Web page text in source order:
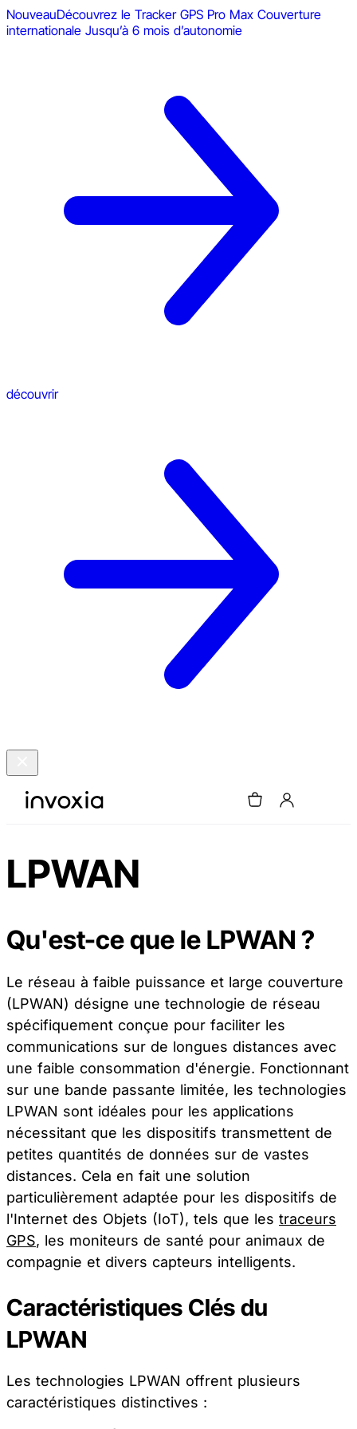
NouveauDécouvrez le Tracker GPS Pro Max Couverture
internationale Jusqu’à 6 mois d’autonomie
découvrir
LPWAN
Qu'est-ce que le LPWAN ?
Le réseau à faible puissance et large couverture
(LPWAN) désigne une technologie de réseau
spécifiquement conçue pour faciliter les
communications sur de longues distances avec
une faible consommation d'énergie. Fonctionnant
sur une bande passante limitée, les technologies
LPWAN sont idéales pour les applications
nécessitant que les dispositifs transmettent de
petites quantités de données sur de vastes
distances. Cela en fait une solution
particulièrement adaptée pour les dispositifs de
l'Internet des Objets (IoT), tels que les traceurs
GPS, les moniteurs de santé pour animaux de
compagnie et divers capteurs intelligents.
Caractéristiques Clés du
LPWAN
Les technologies LPWAN offrent plusieurs
caractéristiques distinctives :